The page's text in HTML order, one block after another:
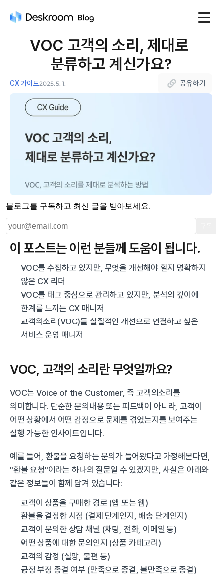
VOC 고객의 소리, 제대로
분류하고 계신가요?
CX 가이드2025. 5. 1. 공유하기
블로그를 구독하고 최신 글을 받아보세요.
이 포스트는 이런 분들께 도움이 됩니다.
VOC를 수집하고 있지만, 무엇을 개선해야 할지 명확하지
않은 CX 리더
VOC를 태그 중심으로 관리하고 있지만, 분석의 깊이에
한계를 느끼는 CX 매니저
고객의소리(VOC)를 실질적인 개선으로 연결하고 싶은
서비스 운영 매니저
VOC, 고객의 소리란 무엇일까요?
VOC는 Voice of the Customer, 즉 고객의소리를
의미합니다. 단순한 문의내용 또는 피드백이 아니라, 고객이
어떤 상황에서 어떤 감정으로 문제를 겪었는지를 보여주는
실행 가능한 인사이트입니다.
예를 들어, 환불을 요청하는 문의가 들어왔다고 가정해본다면,
"환불 요청"이라는 하나의 질문일 수 있겠지만, 사실은 아래와
같은 정보들이 함께 담겨 있습니다:
고객이 상품을 구매한 경로 (앱 또는 웹)
환불을 결정한 시점 (결제 단계인지, 배송 단계인지)
고객이 문의한 상담 채널 (채팅, 전화, 이메일 등)
어떤 상품에 대한 문의인지 (상품 카테고리)
고객의 감정 (실망, 불편 등)
긍정 부정 종결 여부 (만족으로 종결, 불만족으로 종결)